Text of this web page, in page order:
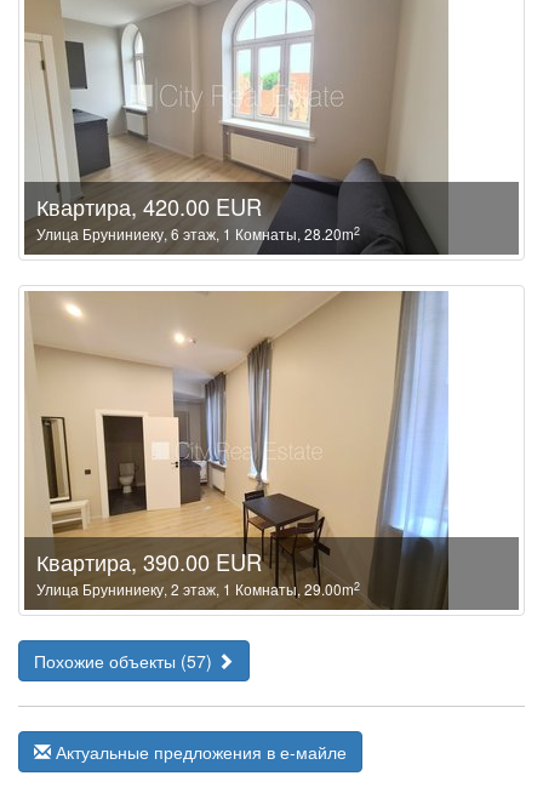
Квартира, 420.00 EUR
Улица Бруниниеку, 6 этаж, 1 Комнаты, 28.20m2
Квартира, 390.00 EUR
Улица Бруниниеку, 2 этаж, 1 Комнаты, 29.00m2
Похожие объекты (57)
Актуальные предложения в е-майле